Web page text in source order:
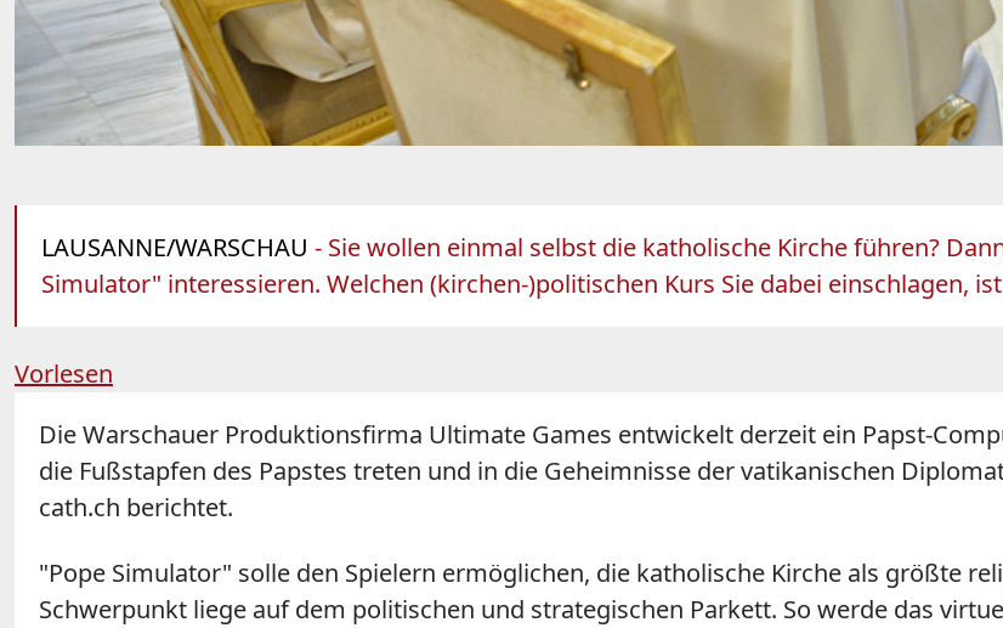
LAUSANNE/WARSCHAU - Sie wollen einmal selbst die katholische Kirche führen?
Simulator" interessieren. Welchen (kirchen-)politischen Kurs Sie dabei einschlagen,
Vorlesen
Die Warschauer Produktionsfirma Ultimate Games entwickelt derzeit ein Papst-
die Fußstapfen des Papstes treten und in die Geheimnisse der vatikanischen
cath.ch berichtet.
"Pope Simulator" solle den Spielern ermöglichen, die katholische Kirche als größte
Schwerpunkt liege auf dem politischen und strategischen Parkett. So werde das